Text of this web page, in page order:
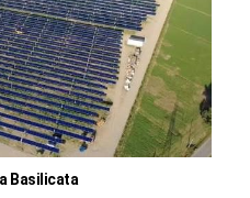
Basilicata